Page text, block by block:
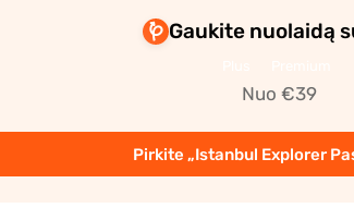
Gaukite nuolaidą
Nuo €39
Pirkite „Istanbul Explorer